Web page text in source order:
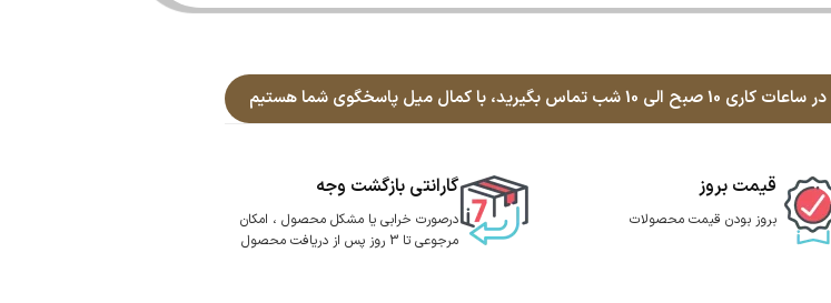
در ساعات کاری 10 صبح الی 10 شب تماس بگیرید، با کمال میل پاسخگوی شما هستیم
قیمت بروز
بروز بودن قیمت محصولات
گارانتی بازگشت وجه
درصورت خرابی یا مشکل محصول ، امکان
مرجوعی تا 3 روز پس از دریافت محصول